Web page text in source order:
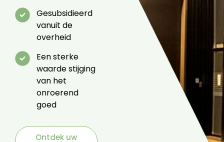
Gesubsidieerd
vanuit de
overheid
Een sterke
waarde stijging
van het
onroerend
goed
Ontdek uw